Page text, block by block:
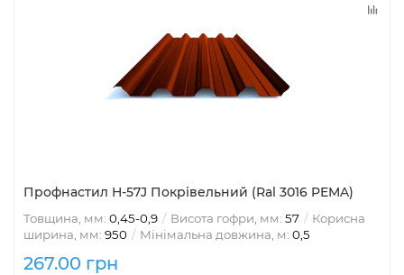
Профнастил Н-57J Покрівельний (Ral 3016 PEMA)
Товщина, мм: 0,45-0,9 Висота гофри, мм: 57
Корисна
ширина, мм: 950 Мінімальна довжина, м: 0,5
267.00 грн